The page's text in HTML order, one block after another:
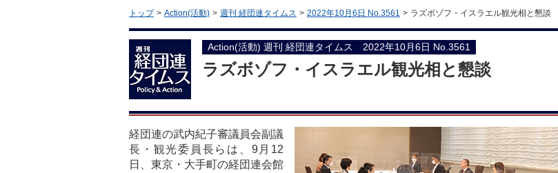
トップ Action(活動) 週刊 経団連タイムス 2022年10月6日 No.3561 ラズボゾフ・イスラエル観光相と懇談
Action(活動) 週刊 経団連タイムス 2022年10月6日 No.3561
ラズボゾフ・イスラエル観光相と懇談
経団連の武内紀子審議員会副議
長・観光委員長らは、9月12
日、東京・大手町の経団連会館